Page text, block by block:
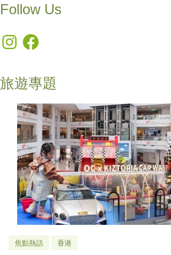
Follow Us
InstagramFacebook
旅遊專題
焦點熱話 香港